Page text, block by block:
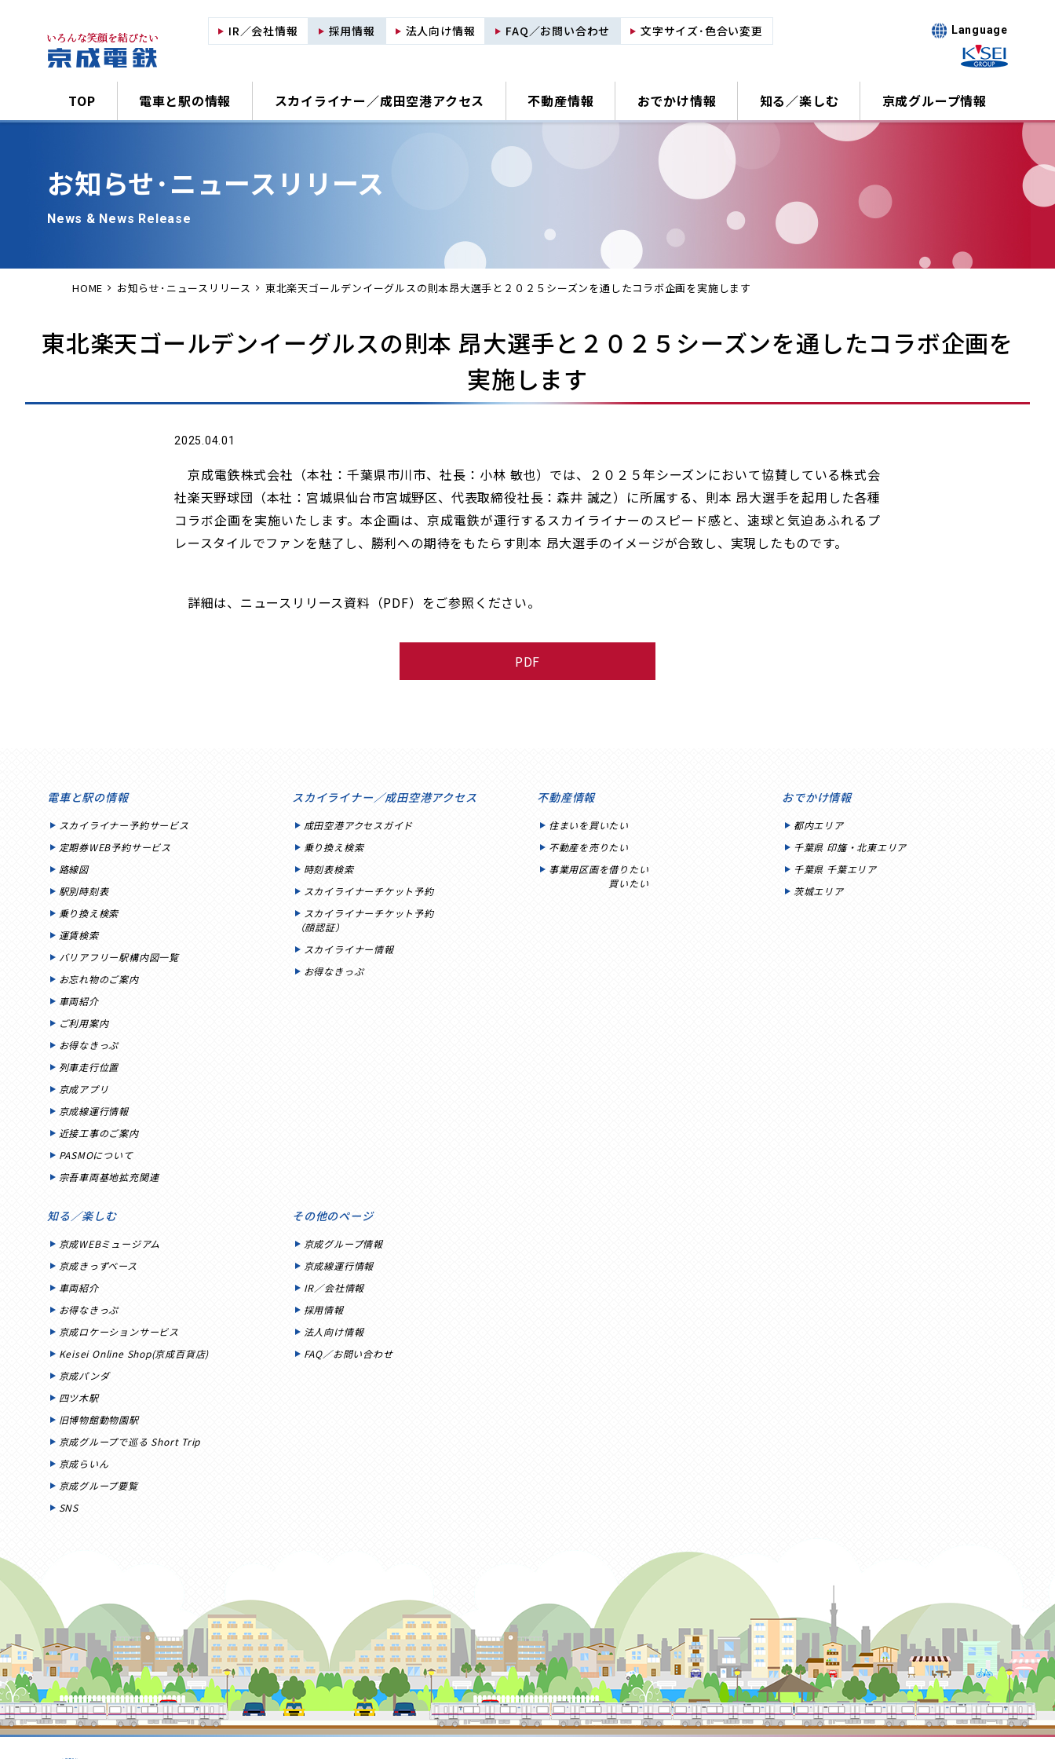
IR／会社情報 採用情報 法人向け情報 FAQ／お問い合わせ 文字サイズ･色合い変更 Language
TOP 電車と駅の情報 スカイライナー／成田空港アクセス 不動産情報 おでかけ情報 知る／楽しむ 京成グループ情報
お知らせ･ニュースリリース
News & News Release
HOME お知らせ･ニュースリリース 東北楽天ゴールデンイーグルスの則本昂大選手と２０２５シーズンを通したコラボ企画を実施します
東北楽天ゴールデンイーグルスの則本 昂大選手と２０２５シーズンを通したコラボ企画を
実施します
2025.04.01
京成電鉄株式会社（本社：千葉県市川市、社長：小林 敏也）では、２０２５年シーズンにおいて協賛している株式会
社楽天野球団（本社：宮城県仙台市宮城野区、代表取締役社長：森井 誠之）に所属する、則本 昂大選手を起用した各種
コラボ企画を実施いたします。本企画は、京成電鉄が運行するスカイライナーのスピード感と、速球と気迫あふれるプ
レースタイルでファンを魅了し、勝利への期待をもたらす則本 昂大選手のイメージが合致し、実現したものです。
詳細は、ニュースリリース資料（PDF）をご参照ください。
PDF
電車と駅の情報
スカイライナー予約サービス
定期券WEB予約サービス
路線図
駅別時刻表
乗り換え検索
運賃検索
バリアフリー駅構内図一覧
お忘れ物のご案内
車両紹介
ご利用案内
お得なきっぷ
列車走行位置
京成アプリ
京成線運行情報
近接工事のご案内
PASMOについて
宗吾車両基地拡充関連
スカイライナー／成田空港アクセス
成田空港アクセスガイド
乗り換え検索
時刻表検索
スカイライナーチケット予約
スカイライナーチケット予約
（顔認証）
スカイライナー情報
お得なきっぷ
不動産情報
住まいを買いたい
不動産を売りたい
事業用区画を借りたい
買いたい
おでかけ情報
都内エリア
千葉県 印旛・北東エリア
千葉県 千葉エリア
茨城エリア
知る／楽しむ
京成WEBミュージアム
京成きっずベース
車両紹介
お得なきっぷ
京成ロケーションサービス
Keisei Online Shop(京成百貨店)
京成パンダ
四ツ木駅
旧博物館動物園駅
京成グループで巡る Short Trip
京成らいん
京成グループ要覧
SNS
その他のページ
京成グループ情報
京成線運行情報
IR／会社情報
採用情報
法人向け情報
FAQ／お問い合わせ